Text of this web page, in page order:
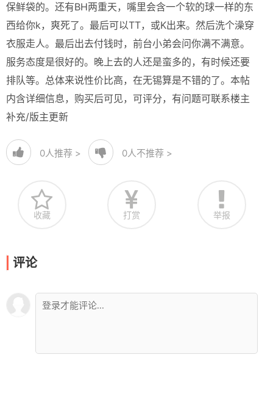
保鲜袋的。还有BH两重天，嘴里会含一个软的球一样的东
西给你k，爽死了。最后可以TT，或K出来。然后洗个澡穿
衣服走人。最后出去付钱时，前台小弟会问你满不满意。
服务态度是很好的。晚上去的人还是蛮多的，有时候还要
排队等。总体来说性价比高，在无锡算是不错的了。本帖
内含详细信息，购买后可见，可评分，有问题可联系楼主
补充/版主更新
0人推荐 > 0人不推荐 >
收藏 打赏 举报
评论